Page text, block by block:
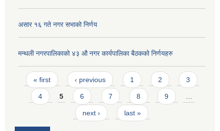
असार १६ गते नगर सभाको निर्णय
मन्थली नगरपालिकाको ४३ औ नगर कार्यपालिका बैठकको निर्णयहरु
Pages
« first ‹ previous 1 2 3
4 5 6 7 8 9
next › last »